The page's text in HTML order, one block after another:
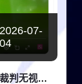
2026-07-
04
[世界杯]佛得角球员倒地遭裁判无视引发外网激烈讨论